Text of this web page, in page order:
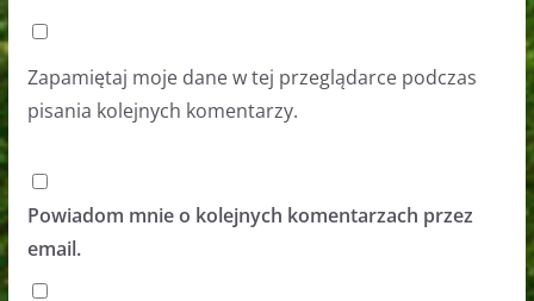
Zapamiętaj moje dane w tej przeglądarce podczas
pisania kolejnych komentarzy.
Powiadom mnie o kolejnych komentarzach przez
email.